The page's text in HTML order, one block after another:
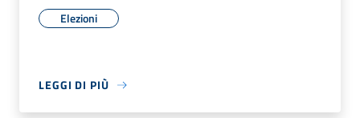
Elezioni
LEGGI DI PIÙ